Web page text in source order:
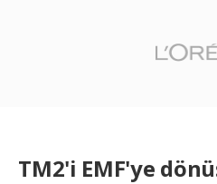
TM2'i EMF'ye